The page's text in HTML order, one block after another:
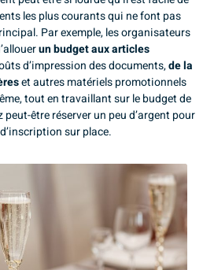
les plus courants qui ne font pas
Par exemple, les organisateurs
un budget aux articles
d’impression des documents,de la
et autres matériels promotionnels
tout en travaillant sur le budget de
être réserver un peu d’argent pour
sur place.